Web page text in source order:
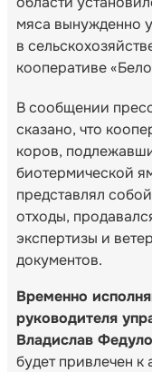
мяса вынужденно
в
кооперативе
В сообщении
сказано, что
коров,
биотермической
представлял
отходы,
экспертизы и
документов.
Временно
руководителя
Владислав
будет привлечен